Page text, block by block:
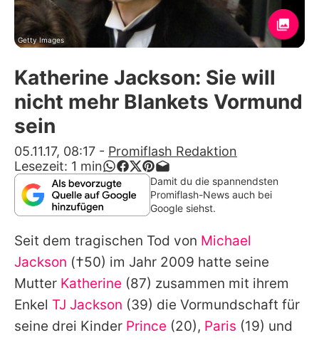
Familie & Liebe
Promiflash Exklusiv
Alle Themen auf Promiflash
App runterladen
Team
Redaktionelle Richtlinien
Impressum
Datenschutzerklärung
Nutzungsbedingungen
Utiq verwalten
Getty Images
Katherine Jackson: Sie will
nicht mehr Blankets Vormund
sein
05.11.17, 08:17 - Promiflash Redaktion
Lesezeit: 1 min
Damit du die spannendsten
Promiflash-News auch bei
Google siehst.
Seit dem tragischen Tod von Michael
Jackson (†50) im Jahr 2009 hatte seine
Mutter Katherine (87) zusammen mit ihrem
Enkel TJ Jackson (39) die Vormundschaft für
seine drei Kinder Prince (20), Paris (19) und